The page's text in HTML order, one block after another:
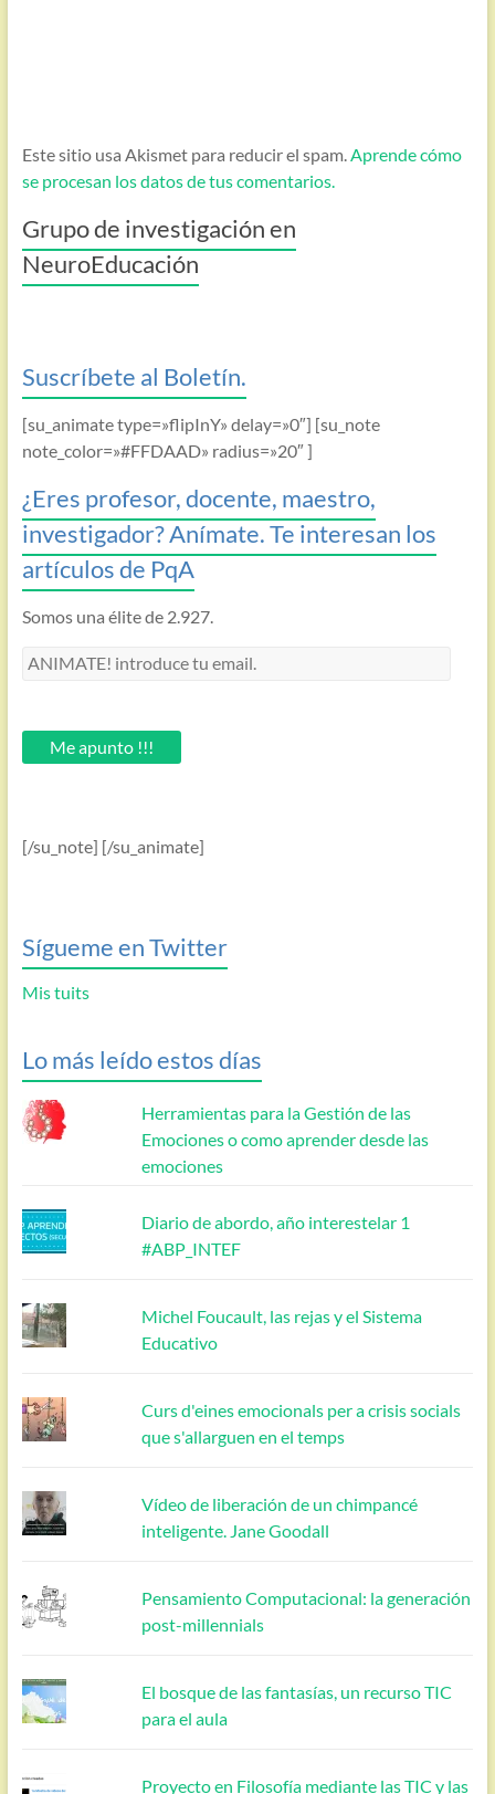
Este sitio usa Akismet para reducir el spam.Aprende cómo
se procesan los datos de tus comentarios.
Grupo de investigación en
NeuroEducación
Suscríbete al Boletín.
[su_animate type=»flipInY» delay=»0″] [su_note
note_color=»#FFDAAD» radius=»20″ ]
¿Eres profesor, docente, maestro,
investigador? Anímate. Te interesan los
artículos de PqA
Somos una élite de 2.927.
ANIMATE!
email.Me apunto !!!
[/su_note] [/su_animate]
Sígueme en Twitter
Mis tuits
Lo más leído estos días
Herramientas para la Gestión de las
Emociones o como aprender desde las
emociones
Diario de abordo, año interestelar 1
#ABP_INTEF
Michel Foucault, las rejas y el Sistema
Educativo
Curs d'eines emocionals per a crisis socials
que s'allarguen en el temps
Vídeo de liberación de un chimpancé
inteligente. Jane Goodall
Pensamiento Computacional: la generación
post-millennials
El bosque de las fantasías, un recurso TIC
para el aula
Proyecto en Filosofía mediante las TIC y las